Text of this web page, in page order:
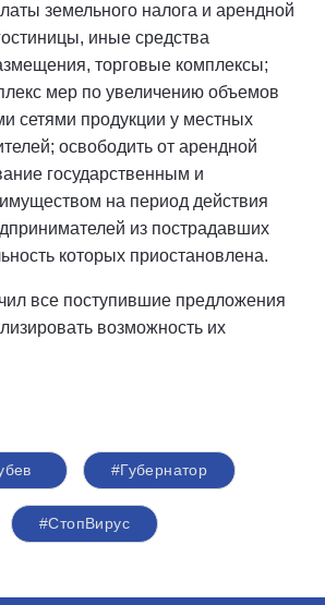
земельного налога и арендной
иные средства
торговые комплексы;
мер по увеличению объемов
сетями продукции у местных
освободить от арендной
государственным и
на период действия
из пострадавших
которых приостановлена.
все поступившие предложения
возможность их
#Губернатор
#СтопВирус